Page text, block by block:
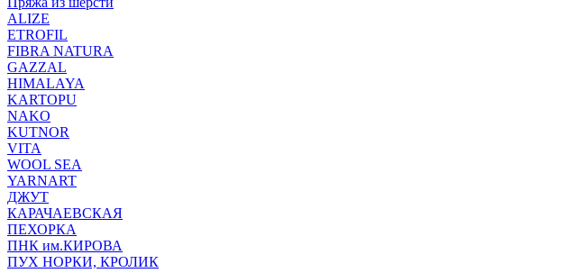
ALIZE
ETROFIL
FIBRA NATURA
GAZZAL
HIMALAYA
KARTOPU
NAKO
KUTNOR
VITA
WOOL SEA
YARNART
ДЖУТ
КАРАЧАЕВСКАЯ
ПЕХОРКА
ПНК им.КИРОВА
ПУХ НОРКИ, КРОЛИК